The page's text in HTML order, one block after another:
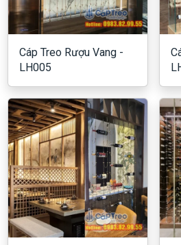
Cáp Treo Rượu Vang -
LH005